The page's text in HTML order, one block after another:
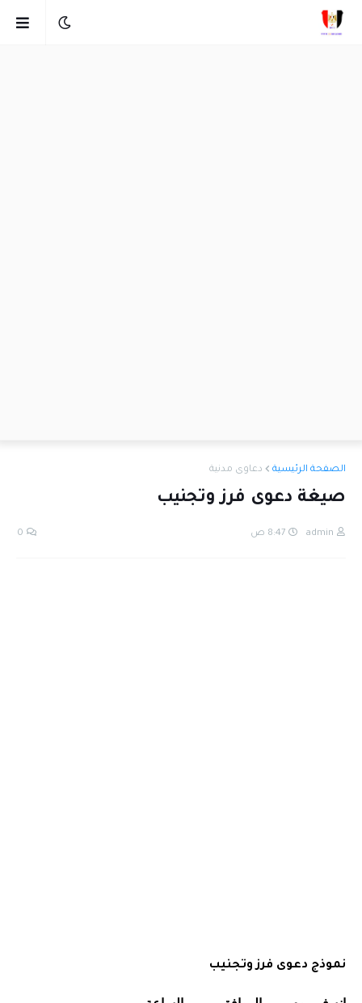
الصفحة الرئيسية دعاوى مدنية
صيغة دعوى فرز وتجنيب
admin 8:47 ص 0
نموذج دعوى فرز وتجنيب